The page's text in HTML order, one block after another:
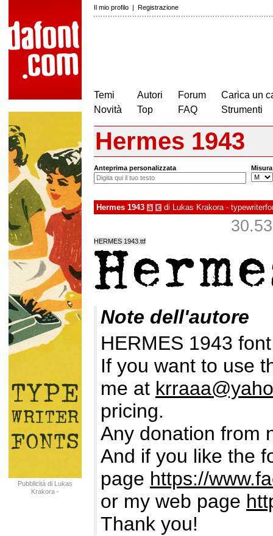
Il mio profilo | Registrazione
Temi
Novità
Autori
Top
Forum
FAQ
Carica un
Strumenti
Pubblicità di Lukas
Krakora -
Hermes 1943
Anteprima personalizzata Misura
Hermes 1943 à € di Lukas Krakora -
HERMES 1943.ttf
Note dell'autore
HERMES 1943
If you want to use
me at
pricing.
Any donation from
And if you like the
page https://
or my web page
Thank you!